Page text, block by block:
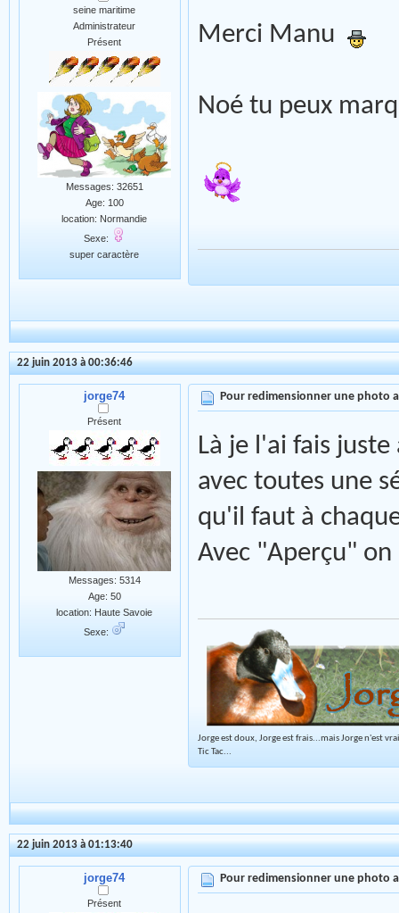
seine maritime
Administrateur
Présent
Messages: 32651
Age: 100
location: Normandie
Sexe:
super caractère
Merci Manu
Noé tu peux
22 juin 2013 à 00:36:46
jorge74
Présent
Messages: 5314
Age: 50
location: Haute Savoie
Sexe:
Pour redimensionner une photo
Là je l'ai fais
avec toutes une
qu'il faut à
Avec "Aperçu"
Jorge est doux, Jorge est frais...mais Jorge n'est
Tic Tac...
22 juin 2013 à 01:13:40
jorge74
Présent
Pour redimensionner une photo